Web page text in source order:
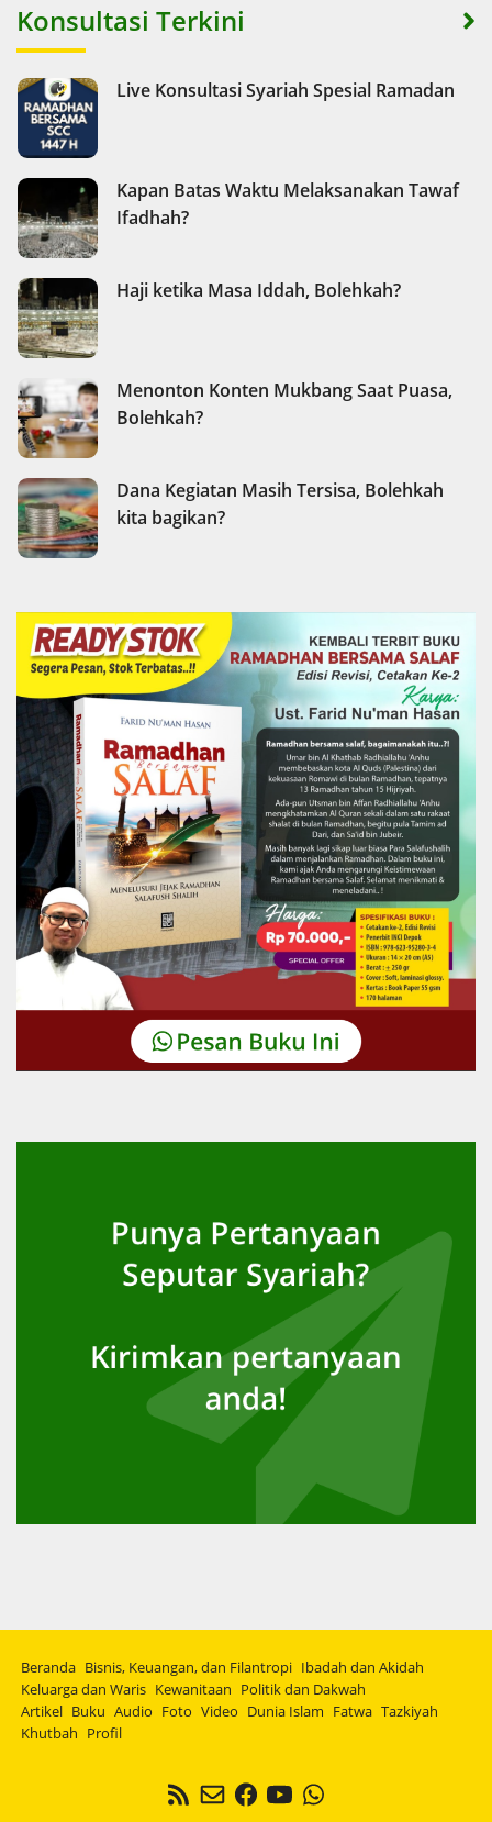
Konsultasi Terkini
Live Konsultasi Syariah Spesial Ramadan
Kapan Batas Waktu Melaksanakan Tawaf
Ifadhah?
Haji ketika Masa Iddah, Bolehkah?
Menonton Konten Mukbang Saat Puasa,
Bolehkah?
Dana Kegiatan Masih Tersisa, Bolehkah
kita bagikan?
Beranda Bisnis, Keuangan, dan Filantropi Ibadah dan Akidah
Keluarga dan Waris Kewanitaan Politik dan Dakwah
Artikel Buku Audio Foto Video Dunia Islam Fatwa Tazkiyah
Khutbah Profil